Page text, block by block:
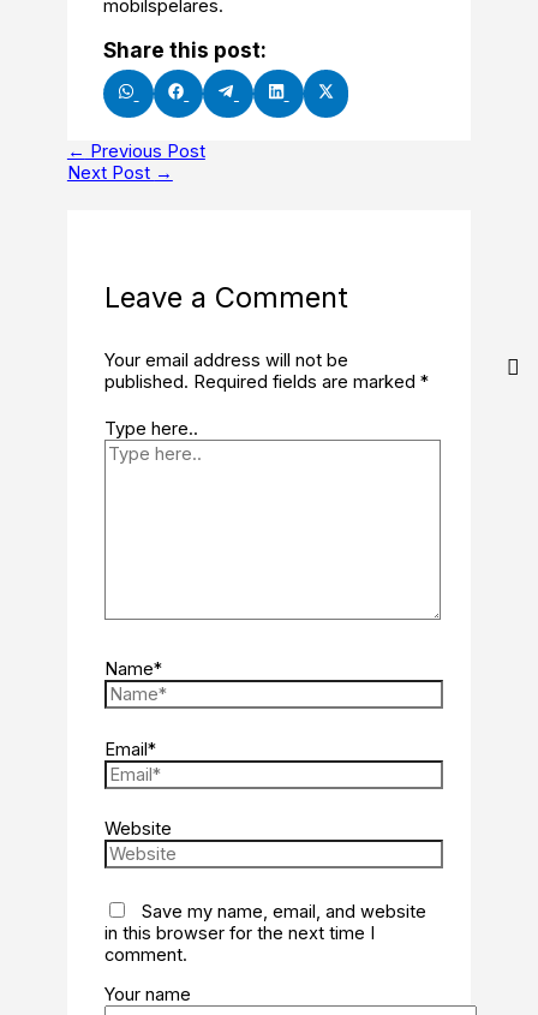
mobilspelares.
Share this post:
Share
on
WhatsApp
Share
on
Facebook
Share
on
Telegram
Share
on
LinkedIn
Share
on
X
← Previous Post
Next Post →
Leave a Comment
Your email address will not be
published. Required fields are marked*
Type here..
Name*
Email*
Website
Save my name, email, and website
in this browser for the next time I
comment.
Your name